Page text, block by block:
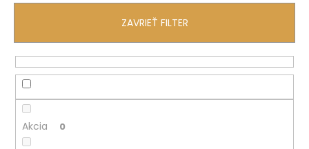
ZAVRIEŤ FILTER
Akcia 0